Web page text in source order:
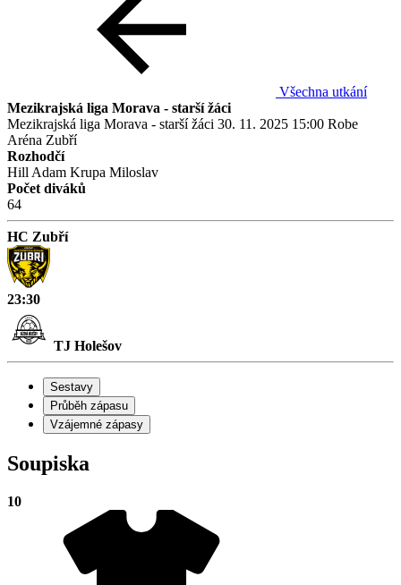
Všechna utkání
Mezikrajská liga Morava - starší žáci
Mezikrajská liga Morava - starší žáci 30. 11. 2025 15:00 Robe
Aréna Zubří
Rozhodčí
Hill Adam Krupa Miloslav
Počet diváků
64
HC Zubří
23:30
TJ Holešov
Sestavy
Průběh zápasu
Vzájemné zápasy
Soupiska
10